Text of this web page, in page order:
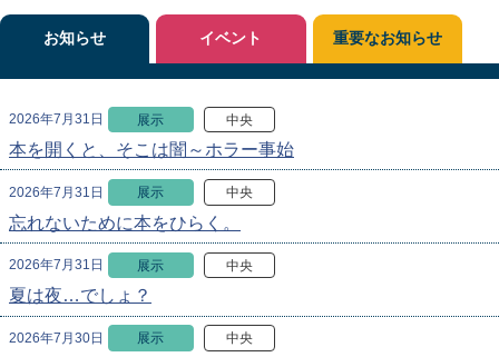
お知らせ
2026年7月31日 展示 中央
本を開くと、そこは闇～ホラー事始
2026年7月31日 展示 中央
忘れないために本をひらく。
2026年7月31日 展示 中央
夏は夜…でしょ？
2026年7月30日 展示 中央
イベント 重要なお知らせ